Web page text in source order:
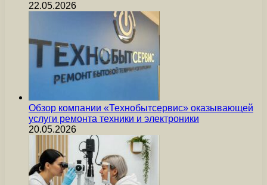
22.05.2026
Обзор компании «Технобытсервис» оказывающей
услуги ремонта техники и электроники
20.05.2026